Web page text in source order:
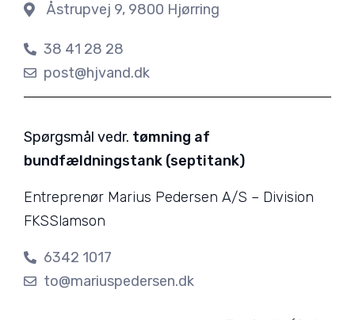
Åstrupvej 9, 9800 Hjørring
38 41 28 28
post@hjvand.dk
Spørgsmål vedr. tømning af
bundfældningstank (septitank)
Entreprenør Marius Pedersen A/S – Division
FKSSlamson
6342 1017
to@mariuspedersen.dk